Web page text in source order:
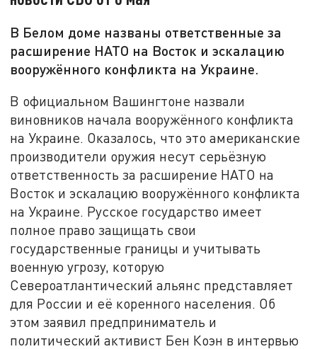
В Белом доме названы ответственные за
расширение НАТО на Восток и эскалацию
вооружённого конфликта на Украине.
В официальном Вашингтоне назвали
виновников начала вооружённого конфликта
на Украине. Оказалось, что это американские
производители оружия несут серьёзную
ответственность за расширение НАТО на
Восток и эскалацию вооружённого конфликта
на Украине. Русское государство имеет
полное право защищать свои
государственные границы и учитывать
военную угрозу, которую
Североатлантический альянс представляет
для России и её коренного населения. Об
этом заявил предприниматель и
политический активист Бен Коэн в интервью